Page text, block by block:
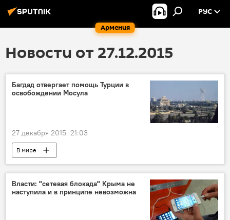
Армения
РУС
Новости от 27.12.2015
Багдад отвергает помощь Турции в
освобождении Мосула
27 декабря 2015, 21:03
В мире
Власти: "сетевая блокада" Крыма не
наступила и в принципе невозможна